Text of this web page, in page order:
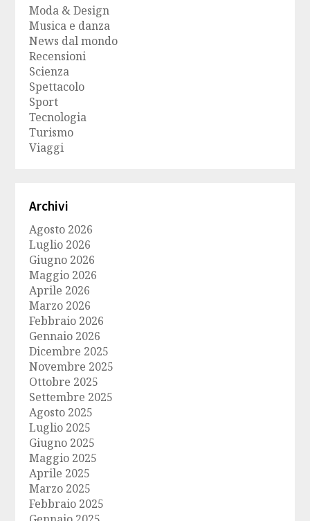
Moda & Design
Musica e danza
News dal mondo
Recensioni
Scienza
Spettacolo
Sport
Tecnologia
Turismo
Viaggi
Archivi
Agosto 2026
Luglio 2026
Giugno 2026
Maggio 2026
Aprile 2026
Marzo 2026
Febbraio 2026
Gennaio 2026
Dicembre 2025
Novembre 2025
Ottobre 2025
Settembre 2025
Agosto 2025
Luglio 2025
Giugno 2025
Maggio 2025
Aprile 2025
Marzo 2025
Febbraio 2025